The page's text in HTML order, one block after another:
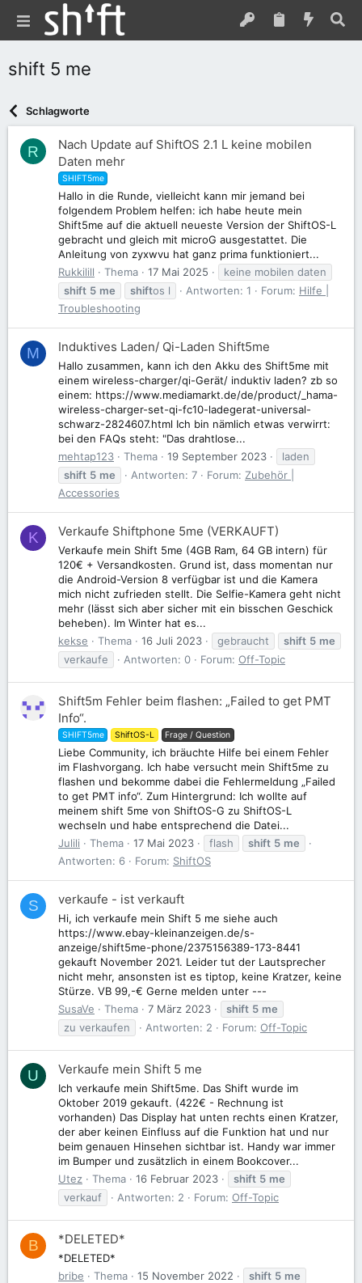
shift 5 me
Schlagworte
R
Nach Update auf ShiftOS 2.1 L keine mobilen
Daten mehr
SHIFT5me
Hallo in die Runde, vielleicht kann mir jemand bei
folgendem Problem helfen: ich habe heute mein
Shift5me auf die aktuell neueste Version der ShiftOS-L
gebracht und gleich mit microG ausgestattet. Die
Anleitung von zyxwvu hat ganz prima funktioniert...
Rukkilill
Thema 17 Mai 2025
keine mobilen daten
shift 5 me shiftos l Antworten: 1 Forum: Hilfe |
Troubleshooting
M Induktives Laden/ Qi-Laden Shift5me
Hallo zusammen, kann ich den Akku des Shift5me mit
einem wireless-charger/qi-Gerät/ induktiv laden? zb so
einem: https://www.mediamarkt.de/de/product/_hama-
wireless-charger-set-qi-fc10-ladegerat-universal-
schwarz-2824607.html Ich bin nämlich etwas verwirrt:
bei den FAQs steht: "Das drahtlose...
mehtap123
Thema 19 September 2023
laden
shift 5 me Antworten: 7 Forum: Zubehör |
Accessories
K Verkaufe Shiftphone 5me (VERKAUFT)
Verkaufe mein Shift 5me (4GB Ram, 64 GB intern) für
120€ + Versandkosten. Grund ist, dass momentan nur
die Android-Version 8 verfügbar ist und die Kamera
mich nicht zufrieden stellt. Die Selfie-Kamera geht nicht
mehr (lässt sich aber sicher mit ein bisschen Geschick
beheben). Im Winter hat es...
kekse
Thema 16 Juli 2023 gebraucht shift 5 me
verkaufe
Antworten: 0 Forum: Off-Topic
Shift5m Fehler beim flashen: „Failed to get PMT
Info“.
SHIFT5me ShiftOS-L Frage / Question
Liebe Community, ich bräuchte Hilfe bei einem Fehler
im Flashvorgang. Ich habe versucht mein Shift5me zu
flashen und bekomme dabei die Fehlermeldung „Failed
to get PMT info“. Zum Hintergrund: Ich wollte auf
meinem shift 5me von ShiftOS-G zu ShiftOS-L
wechseln und habe entsprechend die Datei...
Julili
Thema 17 Mai 2023 flash shift 5 me
Antworten: 6
Forum: ShiftOS
S verkaufe - ist verkauft
Hi, ich verkaufe mein Shift 5 me siehe auch
https://www.ebay-kleinanzeigen.de/s-
anzeige/shift5me-phone/2375156389-173-8441
gekauft November 2021. Leider tut der Lautsprecher
nicht mehr, ansonsten ist es tiptop, keine Kratzer, keine
Stürze. VB 99,-€ Gerne melden unter ---
SusaVe
Thema 7 März 2023 shift 5 me
zu verkaufen
Antworten: 2 Forum: Off-Topic
U Verkaufe mein Shift 5 me
Ich verkaufe mein Shift5me. Das Shift wurde im
Oktober 2019 gekauft. (422€ - Rechnung ist
vorhanden) Das Display hat unten rechts einen Kratzer,
der aber keinen Einfluss auf die Funktion hat und nur
beim genauen Hinsehen sichtbar ist. Handy war immer
im Bumper und zusätzlich in einem Bookcover...
Utez
Thema 16 Februar 2023 shift 5 me
verkauf
Antworten: 2 Forum: Off-Topic
B *DELETED*
*DELETED*
bribe
Thema 15 November 2022 shift 5 me